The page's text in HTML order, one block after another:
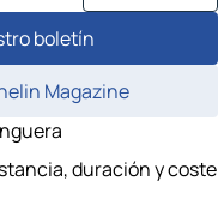
boletín
Magazine
duración y coste